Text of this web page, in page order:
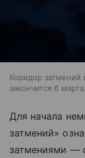
Коридор затмений
закончится 6 марта.
Для начала
затмений»
затмениями —